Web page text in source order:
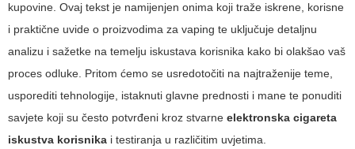
kupovine. Ovaj tekst je namijenjen onima koji traže iskrene, korisne
i praktične uvide o proizvodima za vaping te uključuje detaljnu
analizu i sažetke na temelju iskustava korisnika kako bi olakšao vaš
proces odluke. Pritom ćemo se usredotočiti na najtraženije teme,
usporediti tehnologije, istaknuti glavne prednosti i mane te ponuditi
savjete koji su često potvrđeni kroz stvarne elektronska cigareta
iskustva korisnika i testiranja u različitim uvjetima.